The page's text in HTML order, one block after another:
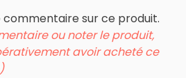
commentaire sur ce produit.
ou noter le produit,
avoir acheté ce